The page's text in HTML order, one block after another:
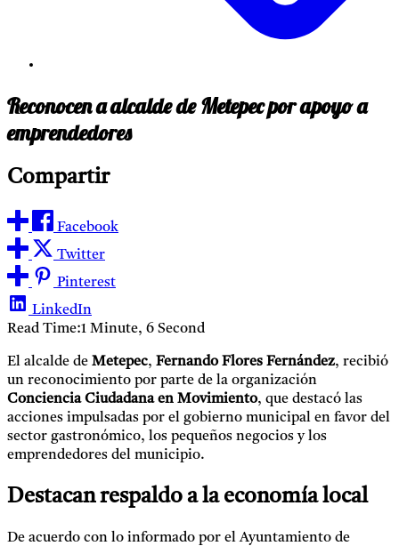
Reconocen a alcalde de Metepec por apoyo a
emprendedores
Compartir
Facebook
Twitter
Pinterest
LinkedIn
Read Time:1 Minute, 6 Second
El alcalde de Metepec, Fernando Flores Fernández, recibió
un reconocimiento por parte de la organización
Conciencia Ciudadana en Movimiento, que destacó las
acciones impulsadas por el gobierno municipal en favor del
sector gastronómico, los pequeños negocios y los
emprendedores del municipio.
Destacan respaldo a la economía local
De acuerdo con lo informado por el Ayuntamiento de